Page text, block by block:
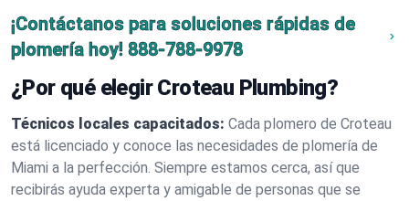
¡Contáctanos para soluciones rápidas de
plomería hoy! 888-788-9978
¿Por qué elegir Croteau Plumbing?
Técnicos locales capacitados: Cada plomero de Croteau
está licenciado y conoce las necesidades de plomería de
Miami a la perfección. Siempre estamos cerca, así que
recibirás ayuda experta y amigable de personas que se